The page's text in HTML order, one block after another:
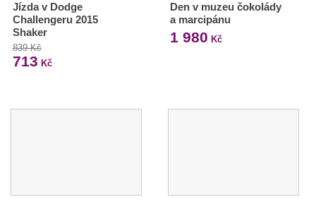
Jízda v Dodge
Challengeru 2015
Shaker
839 Kč
713 Kč
Den v muzeu čokolády
a marcipánu
1 980 Kč